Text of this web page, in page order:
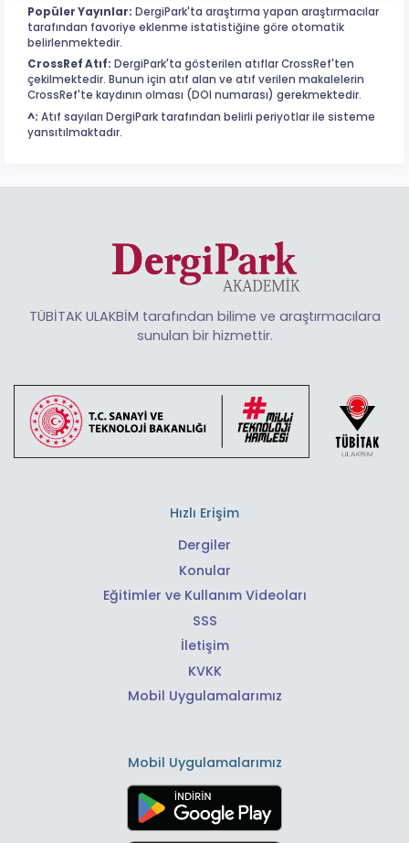
Popüler Yayınlar: DergiPark'ta araştırma yapan araştırmacılar
tarafından favoriye eklenme istatistiğine göre otomatik
belirlenmektedir.
CrossRef Atıf: DergiPark'ta gösterilen atıflar CrossRef'ten
çekilmektedir. Bunun için atıf alan ve atıf verilen makalelerin
CrossRef'te kaydının olması (DOI numarası) gerekmektedir.
^: Atıf sayıları DergiPark tarafından belirli periyotlar ile sisteme
yansıtılmaktadır.
TÜBİTAK ULAKBİM tarafından bilime ve araştırmacılara
sunulan bir hizmettir.
Hızlı Erişim
Dergiler
Konular
Eğitimler ve Kullanım Videoları
SSS
İletişim
KVKK
Mobil Uygulamalarımız
Mobil Uygulamalarımız